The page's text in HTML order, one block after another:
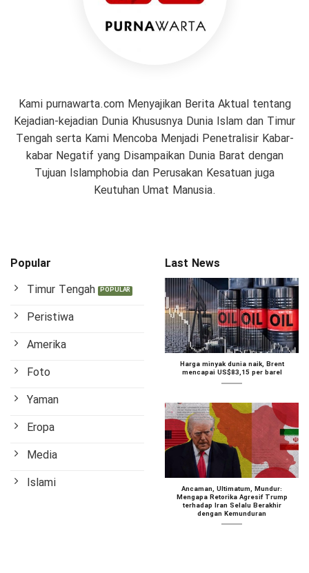
Kami purnawarta.com Menyajikan Berita Aktual tentang
Kejadian-kejadian Dunia Khususnya Dunia Islam dan Timur
Tengah serta Kami Mencoba Menjadi Penetralisir Kabar-
kabar Negatif yang Disampaikan Dunia Barat dengan
Tujuan Islamphobia dan Perusakan Kesatuan juga
Keutuhan Umat Manusia.
Popular
Timur Tengah
Peristiwa
Amerika
Foto
Yaman
Eropa
Media
Islami
Last News
Harga minyak dunia naik, Brent
mencapai US$83,15 per barel
Ancaman, Ultimatum, Mundur:
Mengapa Retorika Agresif Trump
terhadap Iran Selalu Berakhir
dengan Kemunduran